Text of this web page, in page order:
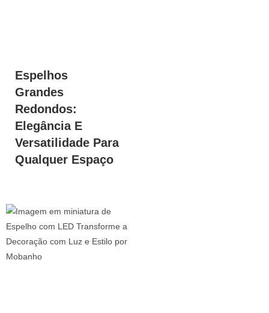
Espelhos
Grandes
Redondos:
Elegância E
Versatilidade Para
Qualquer Espaço